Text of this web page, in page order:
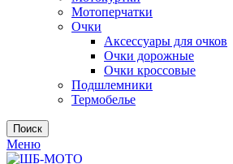
Мотоперчатки
Очки
Аксессуары для очков
Очки дорожные
Очки кроссовые
Подшлемники
Термобелье
Поиск
Меню